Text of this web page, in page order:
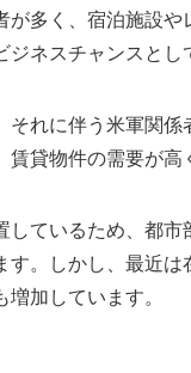
が多く、宿泊施設
ネスチャンスとし
それに伴う米軍関
貸物件の需要が高
しているため、都
す。しかし、最近
加しています。